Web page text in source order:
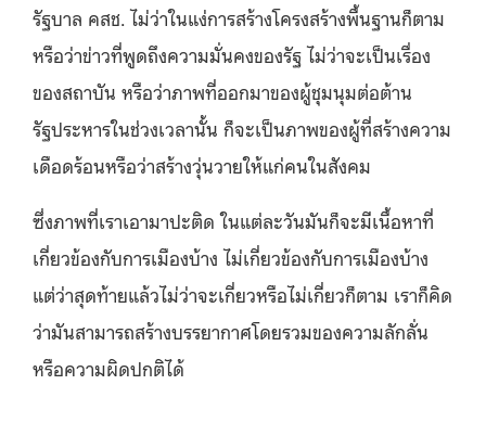
รัฐบาล คสช. ไม่ว่าในแง่การสร้างโครงสร้างพื้นฐานก็ตาม
หรือว่าข่าวที่พูดถึงความมั่นคงของรัฐ ไม่ว่าจะเป็นเรื่อง
ของสถาบัน หรือว่าภาพที่ออกมาของผู้ชุมนุมต่อต้าน
รัฐประหารในช่วงเวลานั้น ก็จะเป็นภาพของผู้ที่สร้างความ
เดือดร้อนหรือว่าสร้างวุ่นวายให้แก่คนในสังคม
ซึ่งภาพที่เราเอามาปะติด ในแต่ละวันมันก็จะมีเนื้อหาที่
เกี่ยวข้องกับการเมืองบ้าง ไม่เกี่ยวข้องกับการเมืองบ้าง
แต่ว่าสุดท้ายแล้วไม่ว่าจะเกี่ยวหรือไม่เกี่ยวก็ตาม เราก็คิด
ว่ามันสามารถสร้างบรรยากาศโดยรวมของความลักลั่น
หรือความผิดปกติได้